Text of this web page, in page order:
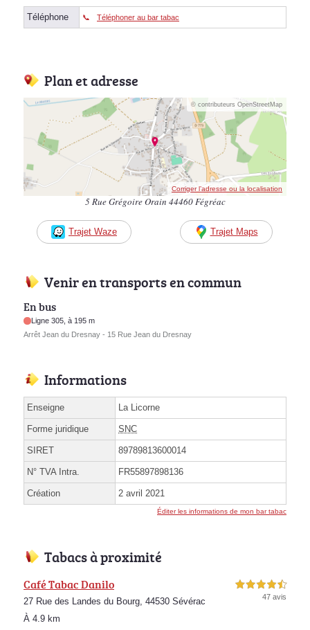
Téléphone Téléphoner au bar tabac
Plan et adresse
© contributeurs OpenStreetMap
Corriger l’adresse ou la localisation
5 Rue Grégoire Orain 44460 Fégréac
Trajet Waze Trajet Maps
Venir en transports en commun
En bus
Ligne 305, à 195 m
Arrêt Jean du Dresnay - 15 Rue Jean du Dresnay
Informations
Enseigne La Licorne
Forme juridique SNC
SIRET 89789813600014
N° TVA Intra. FR55897898136
Création 2 avril 2021
Éditer les informations de mon bar tabac
Tabacs à proximité
Café Tabac Danilo
27 Rue des Landes du Bourg, 44530 Sévérac
À 4.9 km
4,5 étoiles sur 5
47 avis